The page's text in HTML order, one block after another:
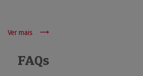
Ver mais
FAQs